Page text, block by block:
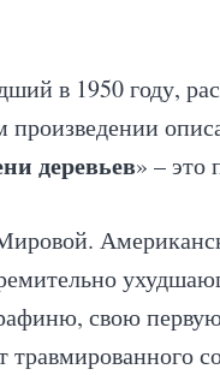
в 1950 году,
деревьев» – это
свою
травмированного